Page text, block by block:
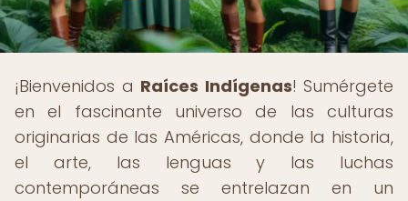
¡Bienvenidos a Raíces Indígenas! Sumérgete
en el fascinante universo de las culturas
originarias de las Américas, donde la historia,
el arte, las lenguas y las luchas
contemporáneas se entrelazan en un